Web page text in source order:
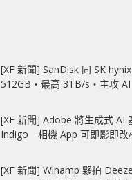
[XF 新聞] SanDisk 同 SK
512GB‧最高 3TB/s‧主攻 AI
[XF 新聞] Adobe 將生成式 AI
Indigo 相機 App 可即影即改
[XF 新聞] Winamp 夥拍